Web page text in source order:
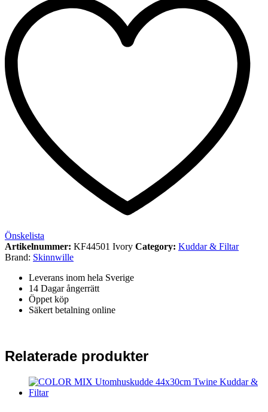
Önskelista
Artikelnummer: KF44501 Ivory Category: Kuddar & Filtar
Brand: Skinnwille
Leverans inom hela Sverige
14 Dagar ångerrätt
Öppet köp
Säkert betalning online
Relaterade produkter